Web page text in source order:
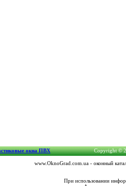
окна ПВХ Copyright ©
www.OknoGrad.com.ua - оконный
При использовании